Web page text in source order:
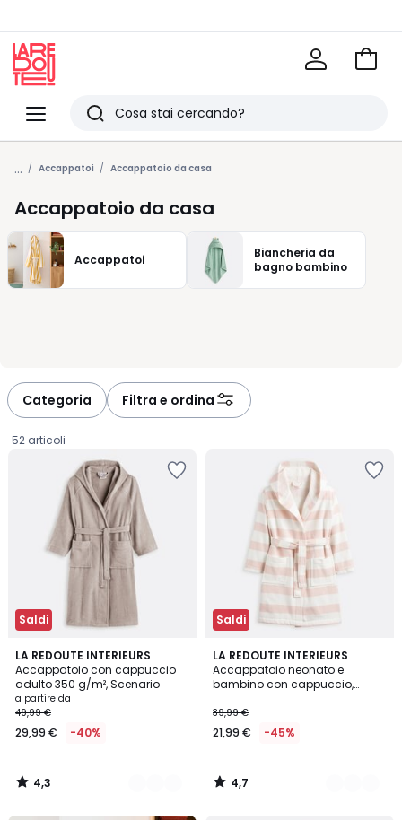
Menu
Redoute
Ricerca
Ultimi
articoli
visti
Vai
... Accappatoi Accappatoio da casa
Accappatoio da casa
Accappatoi
Biancheria da
bagno bambino
Categoria Filtra e ordina
52 articoli
Saldi
LA REDOUTE INTERIEURS
Accappatoio con cappuccio
adulto 350 g/m², Scenario
Prezzo
a
partire
29,99
€
a partire da
49,99 €
29,99 € -40%
4,3
/ 5
8
Colori
4,3
/
Saldi
LA REDOUTE INTERIEURS
Accappatoio neonato e
bambino con cappuccio,
39,99 €
21,99 € -45%
4,7
/ 5
3
Colori
4,7
/